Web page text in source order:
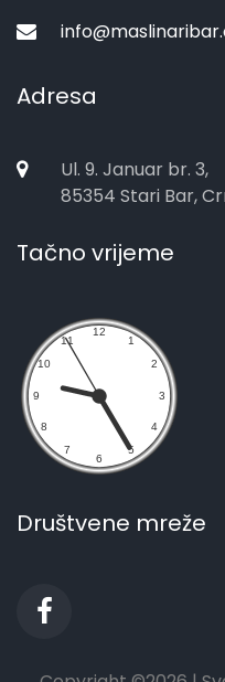
Adresa
Ul. 9. Januar br. 3,
85354 Stari Bar,
Tačno vrijeme
Društvene mreže